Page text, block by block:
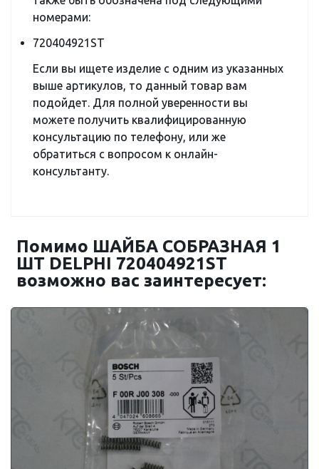
номерами:
720404921ST
Если вы ищете изделие с одним из указанных
выше артикулов, то данный товар вам
подойдет. Для полной уверенности вы
можете получить квалифицированную
консультацию по телефону, или же
обратиться с вопросом к онлайн-
консультанту.
Помимо ШАЙБА CОБРАЗНАЯ 1
ШТ DELPHI 720404921ST
возможно вас заинтересует: